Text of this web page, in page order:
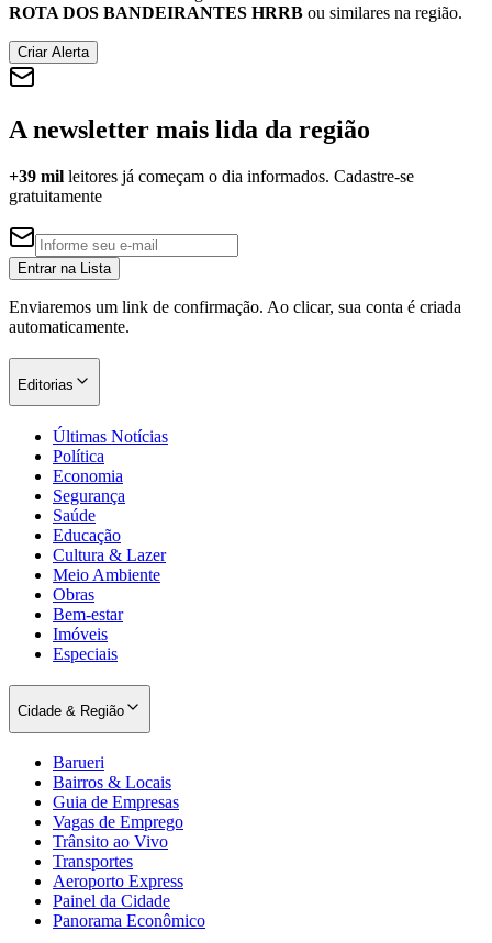
ROTA DOS BANDEIRANTES HRRB ou similares na região.
Criar Alerta
A newsletter mais lida da região
+39 mil leitores já começam o dia informados. Cadastre-se
gratuitamente
Entrar na Lista
Enviaremos um link de confirmação. Ao clicar, sua conta é criada
automaticamente.
Editorias
Últimas Notícias
Política
Economia
Segurança
Saúde
Educação
Cultura & Lazer
Meio Ambiente
Obras
Bem-estar
Imóveis
Especiais
Cidade & Região
Barueri
Bairros & Locais
Guia de Empresas
Vagas de Emprego
Trânsito ao Vivo
Transportes
Aeroporto Express
Painel da Cidade
Panorama Econômico